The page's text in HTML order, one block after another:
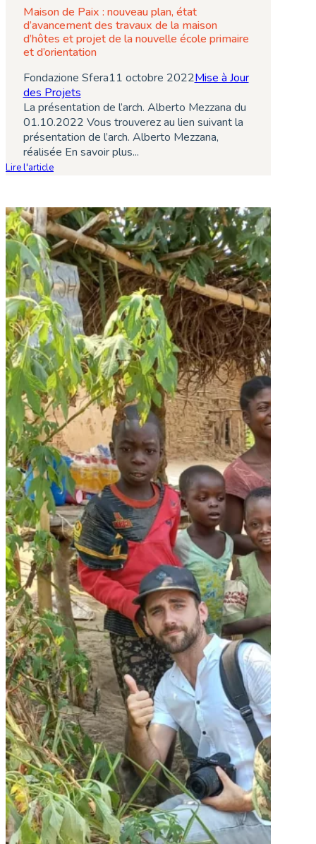
Maison de Paix : nouveau plan, état
d’avancement des travaux de la maison
d’hôtes et projet de la nouvelle école primaire
et d’orientation
Fondazione Sfera11 octobre 2022Mise à Jour
des Projets
La présentation de l’arch. Alberto Mezzana du
01.10.2022 Vous trouverez au lien suivant la
présentation de l’arch. Alberto Mezzana,
réalisée En savoir plus...
Lire l'article